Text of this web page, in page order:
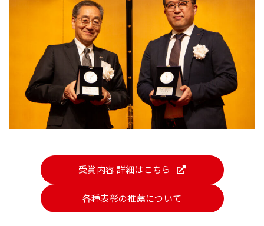
受賞内容 詳細はこちら
各種表彰の推薦について